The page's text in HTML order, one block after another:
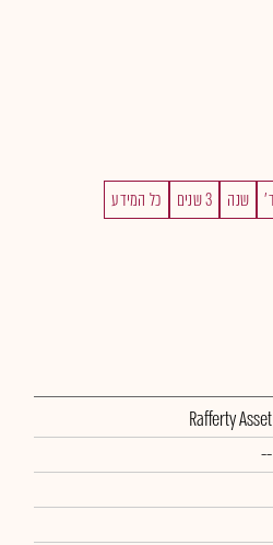
שנה 3 שנים כל המידע
Rafferty Asset
--